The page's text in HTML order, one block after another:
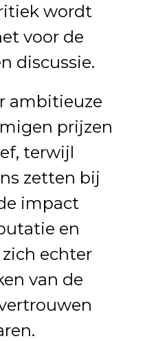
wordt
voor de
discussie.
ambitieuze
prijzen
terwijl
zetten bij
impact
en
echter
van de